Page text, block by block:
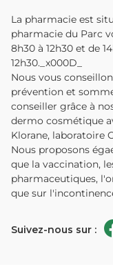
La pharmacie est
pharmacie du Parc
8h30 à 12h30 et de
12h30._x000D_
Nous vous
prévention et
conseiller grâce à
dermo cosmétique
Klorane, laboratoire
Nous proposons
que la vaccination,
pharmaceutiques,
que sur
Suivez-nous sur :